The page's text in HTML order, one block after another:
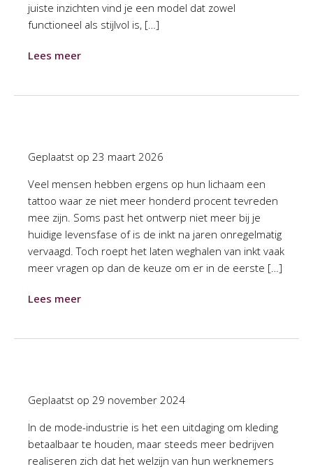
juiste inzichten vind je een model dat zowel
functioneel als stijlvol is, […]
Lees meer
Geplaatst op 23 maart 2026
Veel mensen hebben ergens op hun lichaam een
tattoo waar ze niet meer honderd procent tevreden
mee zijn. Soms past het ontwerp niet meer bij je
huidige levensfase of is de inkt na jaren onregelmatig
vervaagd. Toch roept het laten weghalen van inkt vaak
meer vragen op dan de keuze om er in de eerste […]
Lees meer
Geplaatst op 29 november 2024
In de mode-industrie is het een uitdaging om kleding
betaalbaar te houden, maar steeds meer bedrijven
realiseren zich dat het welzijn van hun werknemers